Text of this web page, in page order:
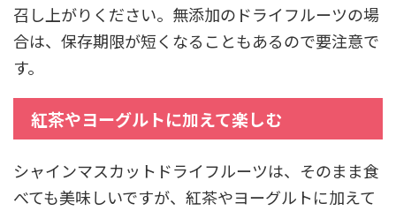
召し上がりください。無添加のドライフルーツの場
合は、保存期限が短くなることもあるので要注意で
す。
紅茶やヨーグルトに加えて楽しむ
シャインマスカットドライフルーツは、そのまま食
べても美味しいですが、紅茶やヨーグルトに加えて